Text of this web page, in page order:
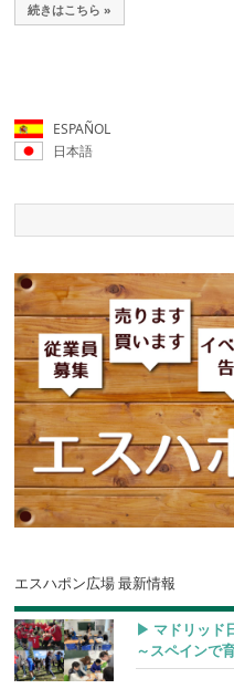
続きはこちら »
ESPAÑOL
日本語
エスハポン広場 最新情報
▶︎ マドリッド
～スペインで